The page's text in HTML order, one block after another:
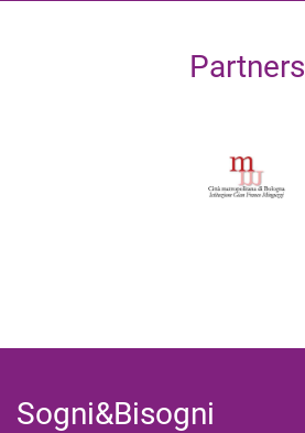
Partners
Sogni&Bisogni